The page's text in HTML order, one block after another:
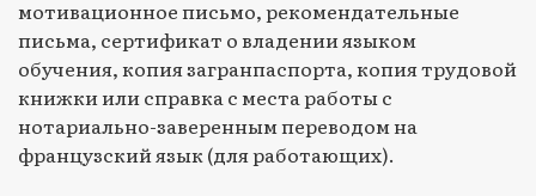
мотивационное письмо, рекомендательные
письма, сертификат о владении языком
обучения, копия загранпаспорта, копия трудовой
книжки или справка с места работы с
нотариально-заверенным переводом на
французский язык (для работающих).